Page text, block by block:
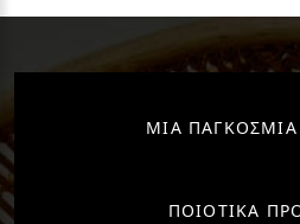
ΜΙΑ ΠΑΓΚΟΣΜΙΑ
ΠΟΙΟΤΙΚΑ